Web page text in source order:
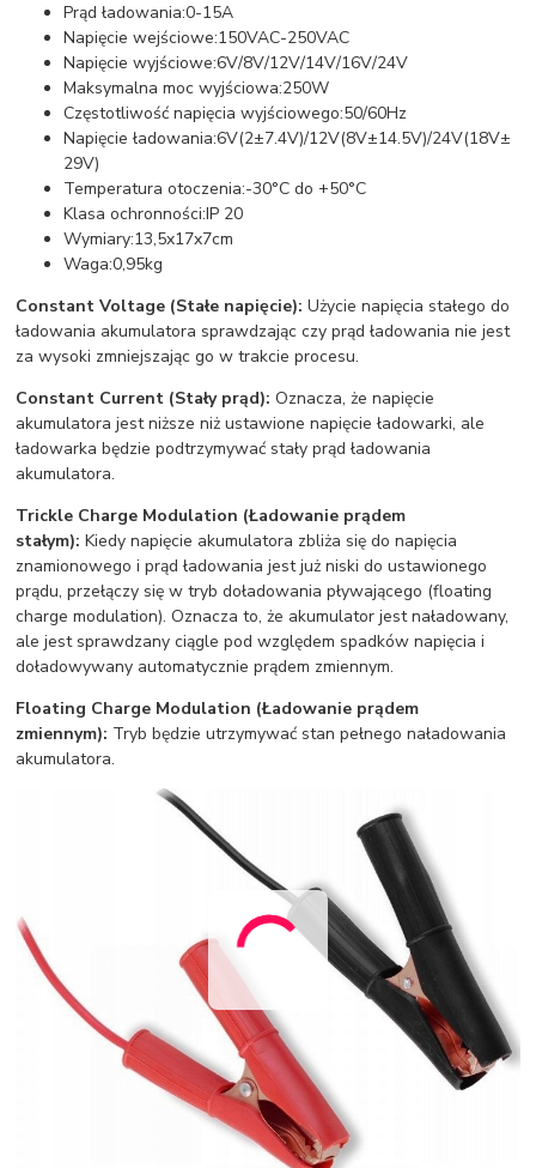
Prąd ładowania:0-15A
Napięcie wejściowe:150VAC-250VAC
Napięcie wyjściowe:6V/8V/12V/14V/16V/24V
Maksymalna moc wyjściowa:250W
Częstotliwość napięcia wyjściowego:50/60Hz
Napięcie ładowania:6V(2±7.4V)/12V(8V±14.5V)/24V(18V±
29V)
Temperatura otoczenia:-30°C do +50°C
Klasa ochronności:IP 20
Wymiary:13,5x17x7cm
Waga:0,95kg
Constant Voltage (Stałe napięcie): Użycie napięcia stałego do
ładowania akumulatora sprawdzając czy prąd ładowania nie jest
za wysoki zmniejszając go w trakcie procesu.
Constant Current (Stały prąd): Oznacza, że napięcie
akumulatora jest niższe niż ustawione napięcie ładowarki, ale
ładowarka będzie podtrzymywać stały prąd ładowania
akumulatora.
Trickle Charge Modulation (Ładowanie prądem
stałym): Kiedy napięcie akumulatora zbliża się do napięcia
znamionowego i prąd ładowania jest już niski do ustawionego
prądu, przełączy się w tryb doładowania pływającego (floating
charge modulation). Oznacza to, że akumulator jest naładowany,
ale jest sprawdzany ciągle pod względem spadków napięcia i
doładowywany automatycznie prądem zmiennym.
Floating Charge Modulation (Ładowanie prądem
zmiennym): Tryb będzie utrzymywać stan pełnego naładowania
akumulatora.